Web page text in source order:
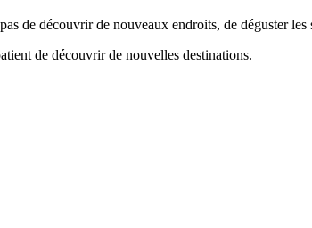
de découvrir de nouveaux endroits, de déguster
de découvrir de nouvelles destinations.